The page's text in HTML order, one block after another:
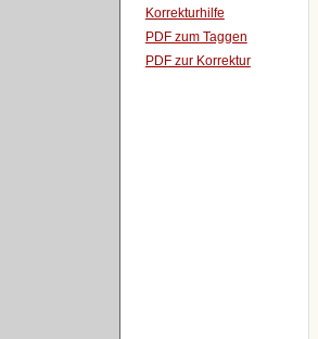
Korrekturhilfe
PDF zum Taggen
PDF zur Korrektur